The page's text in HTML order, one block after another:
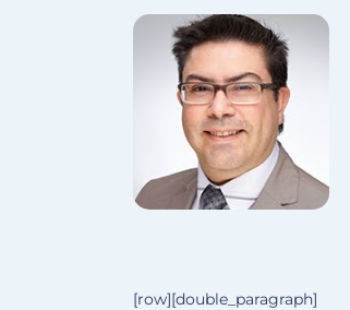
[row][double_paragraph]